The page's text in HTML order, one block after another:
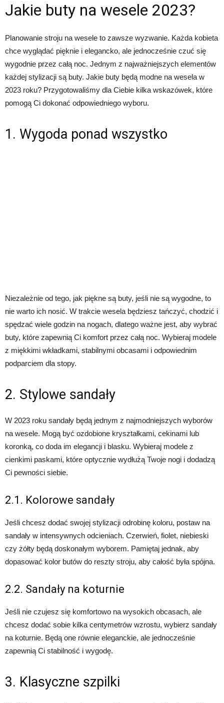
Jakie buty na wesele 2023?
Planowanie stroju na wesele to zawsze wyzwanie. Każda kobieta
chce wyglądać pięknie i elegancko, ale jednocześnie czuć się
wygodnie przez całą noc. Jednym z najważniejszych elementów
każdej stylizacji są buty. Jakie buty będą modne na wesela w
2023 roku? Przygotowaliśmy dla Ciebie kilka wskazówek, które
pomogą Ci dokonać odpowiedniego wyboru.
1. Wygoda ponad wszystko
Niezależnie od tego, jak piękne są buty, jeśli nie są wygodne, to
nie warto ich nosić. W trakcie wesela będziesz tańczyć, chodzić i
spędzać wiele godzin na nogach, dlatego ważne jest, aby wybrać
buty, które zapewnią Ci komfort przez całą noc. Wybieraj modele
z miękkimi wkładkami, stabilnymi obcasami i odpowiednim
podparciem dla stopy.
2. Stylowe sandały
W 2023 roku sandały będą jednym z najmodniejszych wyborów
na wesele. Mogą być ozdobione kryształkami, cekinami lub
koronką, co doda im elegancji i blasku. Wybieraj modele z
cienkimi paskami, które optycznie wydłużą Twoje nogi i dodadzą
Ci pewności siebie.
2.1. Kolorowe sandały
Jeśli chcesz dodać swojej stylizacji odrobinę koloru, postaw na
sandały w intensywnych odcieniach. Czerwień, fiolet, niebieski
czy żółty będą doskonałym wyborem. Pamiętaj jednak, aby
dopasować kolor butów do reszty stroju, aby całość była spójna.
2.2. Sandały na koturnie
Jeśli nie czujesz się komfortowo na wysokich obcasach, ale
chcesz dodać sobie kilka centymetrów wzrostu, wybierz sandały
na koturnie. Będą one równie eleganckie, ale jednocześnie
zapewnią Ci stabilność i wygodę.
3. Klasyczne szpilki